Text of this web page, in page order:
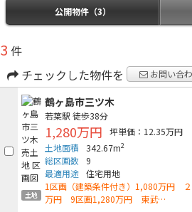
公開物件（3）
3 件
チェックした物件を
お問い合
土地
鶴ヶ島市三ツ木
若葉駅 徒歩38分
1,280万円
坪単価：12.35万円
土地面積
342.67m2
総区画数 9
最適用途 住宅用地
1区画（建築条件付き）1,080万円
万円 9区画1,280万円 東武…